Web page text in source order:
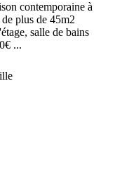
contemporaine à
plus de 45m2
salle de bains
...